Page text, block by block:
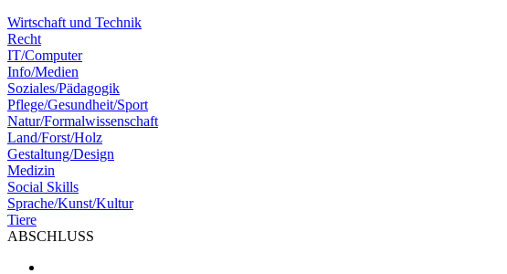
Wirtschaft und Technik
Recht
IT/Computer
Info/Medien
Soziales/Pädagogik
Pflege/Gesundheit/Sport
Natur/Formalwissenschaft
Land/Forst/Holz
Gestaltung/Design
Medizin
Social Skills
Sprache/Kunst/Kultur
Tiere
ABSCHLUSS